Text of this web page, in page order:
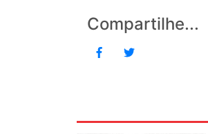
Compartilhe...